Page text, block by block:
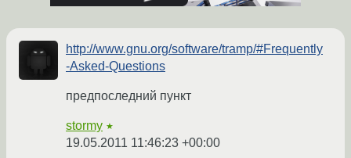
http://www.gnu.org/software/tramp/#Frequently
-Asked-Questions
предпоследний пункт
stormy ★
19.05.2011 11:46:23 +00:00